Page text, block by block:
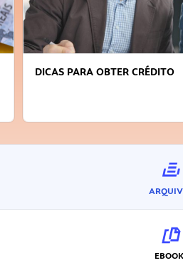
DICAS PARA OBTER CRÉDITO